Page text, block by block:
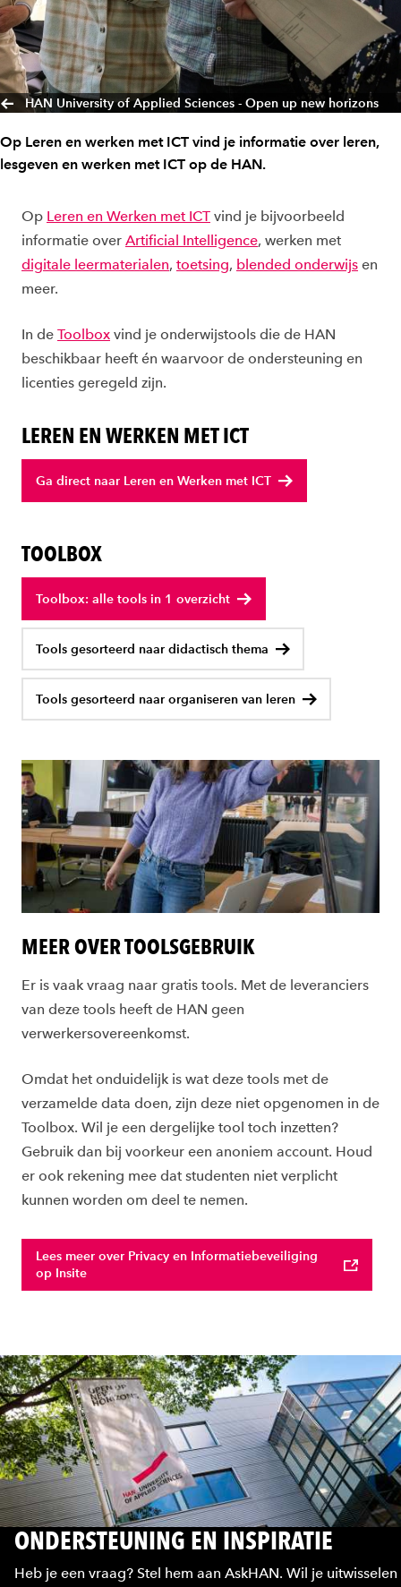
HAN University of Applied Sciences - Open up new horizons
Op Leren en werken met ICT vind je informatie over leren,
lesgeven en werken met ICT op de HAN.
Op Leren en Werken met ICT vind je bijvoorbeeld
informatie over Artificial Intelligence, werken met
digitale leermaterialen, toetsing, blended onderwijs en
meer.
In de Toolbox vind je onderwijstools die de HAN
beschikbaar heeft én waarvoor de ondersteuning en
licenties geregeld zijn.
LEREN EN WERKEN MET ICT
Ga direct naar Leren en Werken met ICT
TOOLBOX
Toolbox: alle tools in 1 overzicht
Tools gesorteerd naar didactisch thema
Tools gesorteerd naar organiseren van leren
MEER OVER TOOLSGEBRUIK
Er is vaak vraag naar gratis tools. Met de leveranciers
van deze tools heeft de HAN geen
verwerkersovereenkomst.
Omdat het onduidelijk is wat deze tools met de
verzamelde data doen, zijn deze niet opgenomen in de
Toolbox. Wil je een dergelijke tool toch inzetten?
Gebruik dan bij voorkeur een anoniem account. Houd
er ook rekening mee dat studenten niet verplicht
kunnen worden om deel te nemen.
Lees meer over Privacy en Informatiebeveiliging
op Insite
ONDERSTEUNING EN INSPIRATIE
Heb je een vraag? Stel hem aan AskHAN. Wil je uitwisselen